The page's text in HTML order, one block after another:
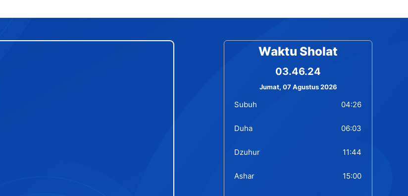
Waktu Sholat
03.46.25
Jumat, 07 Agustus 2026
Subuh 04:26
Duha 06:03
Dzuhur 11:44
Ashar 15:00